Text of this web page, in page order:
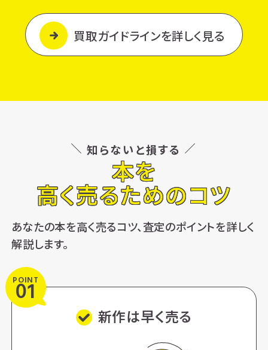
買取ガイドラインを詳しく見る
知らないと損する
本を
高く売るためのコツ
あなたの本を高く売るコツ、査定のポイントを詳しく
解説します。
POINT
01
新作は早く売る